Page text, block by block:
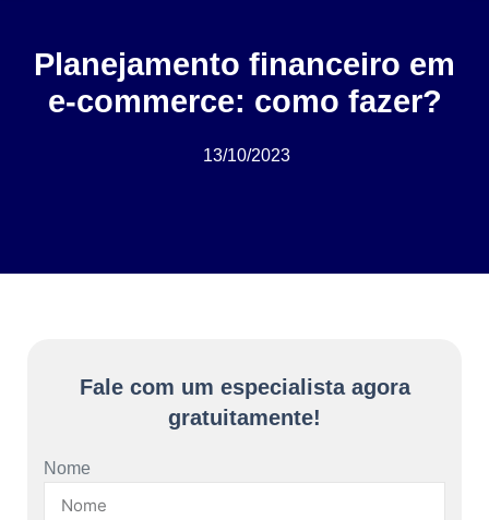
Planejamento financeiro em
e-commerce: como fazer?
13/10/2023
Fale com um especialista agora
gratuitamente!
Nome